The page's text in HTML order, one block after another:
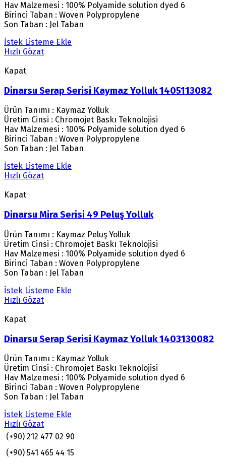
Hav Malzemesi : 100% Polyamide solution dyed 6
Birinci Taban : Woven Polypropylene
Son Taban : Jel Taban
İstek Listeme Ekle
Hızlı Gözat
Kapat
Dinarsu Serap Serisi Kaymaz Yolluk 1405113082
Ürün Tanımı : Kaymaz Yolluk
Üretim Cinsi : Chromojet Baskı Teknolojisi
Hav Malzemesi : 100% Polyamide solution dyed 6
Birinci Taban : Woven Polypropylene
Son Taban : Jel Taban
İstek Listeme Ekle
Hızlı Gözat
Kapat
Dinarsu Mira Serisi 49 Peluş Yolluk
Ürün Tanımı : Kaymaz Peluş Yolluk
Üretim Cinsi : Chromojet Baskı Teknolojisi
Hav Malzemesi : 100% Polyamide solution dyed 6
Birinci Taban : Woven Polypropylene
Son Taban : Jel Taban
İstek Listeme Ekle
Hızlı Gözat
Kapat
Dinarsu Serap Serisi Kaymaz Yolluk 1403130082
Ürün Tanımı : Kaymaz Yolluk
Üretim Cinsi : Chromojet Baskı Teknolojisi
Hav Malzemesi : 100% Polyamide solution dyed 6
Birinci Taban : Woven Polypropylene
Son Taban : Jel Taban
İstek Listeme Ekle
Hızlı Gözat
(+90) 212 477 02 90
(+90) 541 465 44 15